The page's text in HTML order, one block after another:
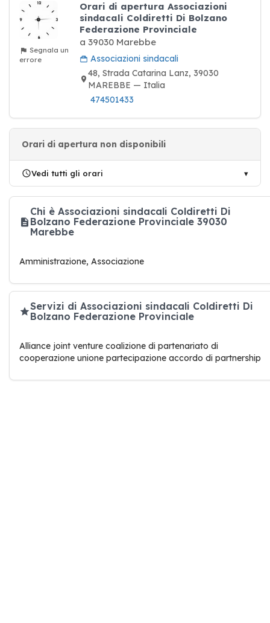
Segnala un
errore
Orari di apertura Associazioni
sindacali Coldiretti Di Bolzano
Federazione Provinciale
a 39030 Marebbe
Associazioni sindacali
48, Strada Catarina Lanz, 39030
MAREBBE — Italia
474501433
Orari di apertura non disponibili
Vedi tutti gli orari
Chi è Associazioni sindacali Coldiretti Di
Bolzano Federazione Provinciale 39030
Marebbe
Amministrazione, Associazione
Servizi di Associazioni sindacali Coldiretti Di
Bolzano Federazione Provinciale
Alliance joint venture coalizione di partenariato di
cooperazione unione partecipazione accordo di partnership